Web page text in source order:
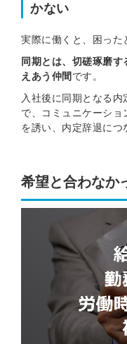
かない
実際に働くと、困った
同期とは、切磋琢磨
えあう仲間 です。
入社後に同期となる
で、コミュニケーシ
を誘い、内定辞退につ
希望と合わなか